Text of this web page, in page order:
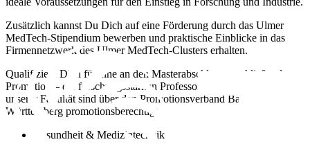
Zusätzlich kannst Du Dich auf eine Förderung durch das Ulmer
MedTech-Stipendium bewerben und praktische Einblicke in das
Firmennetzwerk des Ulmer MedTech-Clusters erhalten.
Qualifiziere Dich für eine an den Masterabschluss anschließende
Promotion – die forschungsstarken Professorinnen und Professoren
unserer Fakultät sind über den Promotionsverband Baden-
Württemberg promotionsberechtigt.
Gesundheit & Medizintechnik